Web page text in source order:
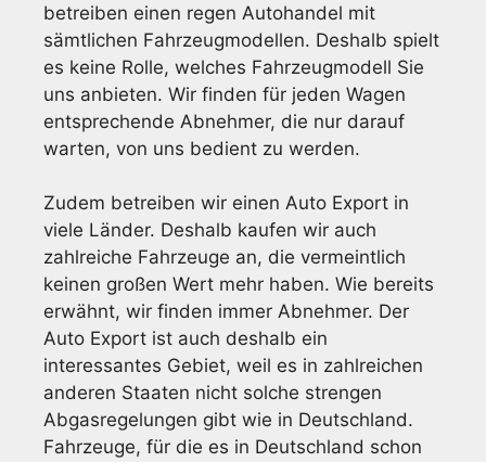
betreiben einen regen Autohandel mit
sämtlichen Fahrzeugmodellen. Deshalb spielt
es keine Rolle, welches Fahrzeugmodell Sie
uns anbieten. Wir finden für jeden Wagen
entsprechende Abnehmer, die nur darauf
warten, von uns bedient zu werden.
Zudem betreiben wir einen Auto Export in
viele Länder. Deshalb kaufen wir auch
zahlreiche Fahrzeuge an, die vermeintlich
keinen großen Wert mehr haben. Wie bereits
erwähnt, wir finden immer Abnehmer. Der
Auto Export ist auch deshalb ein
interessantes Gebiet, weil es in zahlreichen
anderen Staaten nicht solche strengen
Abgasregelungen gibt wie in Deutschland.
Fahrzeuge, für die es in Deutschland schon